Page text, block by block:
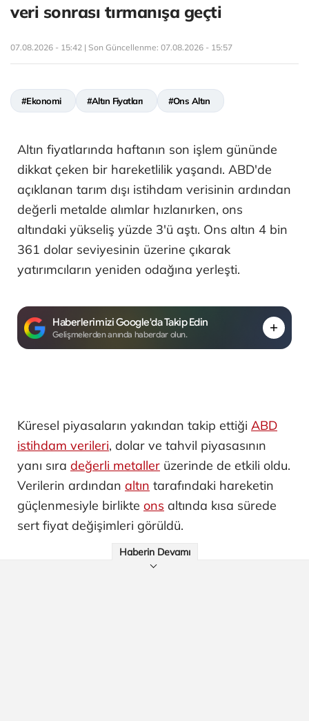
veri sonrası tırmanışa geçti
07.08.2026 - 15:42 | Son Güncellenme: 07.08.2026 - 15:57
#Ekonomi #Altın Fiyatları #Ons Altın
Altın fiyatlarında haftanın son işlem gününde
dikkat çeken bir hareketlilik yaşandı. ABD'de
açıklanan tarım dışı istihdam verisinin ardından
değerli metalde alımlar hızlanırken, ons
altındaki yükseliş yüzde 3'ü aştı. Ons altın 4 bin
361 dolar seviyesinin üzerine çıkarak
yatırımcıların yeniden odağına yerleşti.
Haberlerimizi Google'da Takip Edin
Gelişmelerden anında haberdar olun.
Küresel piyasaların yakından takip ettiği ABD
istihdam verileri, dolar ve tahvil piyasasının
yanı sıra değerli metaller üzerinde de etkili oldu.
Verilerin ardından altın tarafındaki hareketin
güçlenmesiyle birlikte ons altında kısa sürede
sert fiyat değişimleri görüldü.
Haberin Devamı